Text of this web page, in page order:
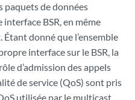
paquets de données
BSR, en même
donné que l’ensemble
interface sur le BSR, la
d’admission des appels
de service (QoS) sont pris
utilisée par le multicast